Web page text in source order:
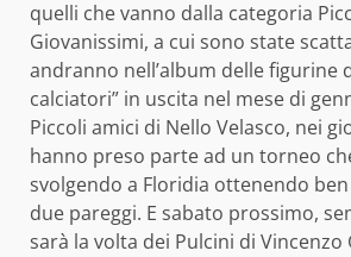
quelli che vanno dalla categoria
Giovanissimi, a cui sono state
andranno nell’album delle figurine
calciatori” in uscita nel mese di
Piccoli amici di Nello Velasco, nei
hanno preso parte ad un torneo
svolgendo a Floridia ottenendo
due pareggi. E sabato prossimo,
sarà la volta dei Pulcini di Vincenzo